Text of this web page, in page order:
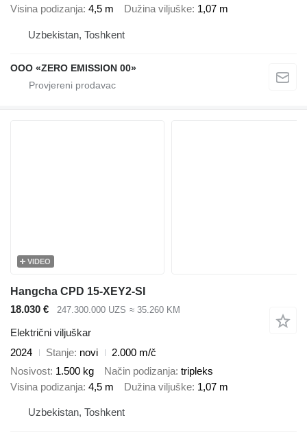
Visina podizanja 4,5 m Dužina viljuške 1,07 m
Uzbekistan, Toshkent
OOO «ZERO EMISSION 00»
VIDEO
Hangcha CPD 15-XEY2-SI
18.030 €
247.300.000 UZS ≈ 35.260 KM
Električni viljuškar
2024
Stanje novi
2.000 m/č
Nosivost 1.500 kg Način podizanja tripleks
Visina podizanja 4,5 m Dužina viljuške 1,07 m
Uzbekistan, Toshkent